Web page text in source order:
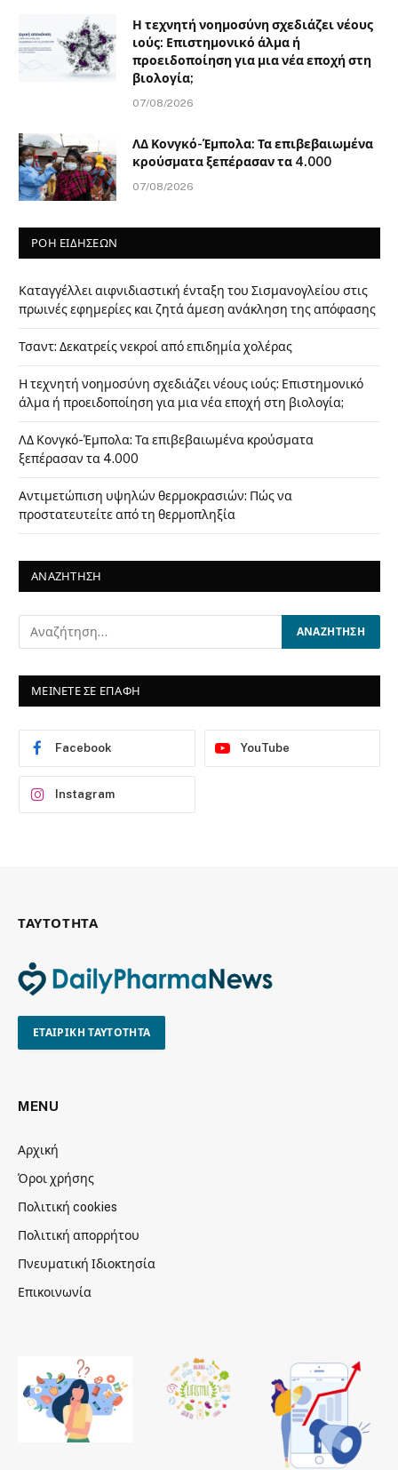
Η τεχνητή νοημοσύνη σχεδιάζει νέους
ιούς: Επιστημονικό άλμα ή
προειδοποίηση για μια νέα εποχή στη
βιολογία;
07/08/2026
ΛΔ Κονγκό-Έμπολα: Τα επιβεβαιωμένα
κρούσματα ξεπέρασαν τα 4.000
07/08/2026
ΡΟΗ ΕΙΔΗΣΕΩΝ
Καταγγέλλει αιφνιδιαστική ένταξη του Σισμανογλείου στις
πρωινές εφημερίες και ζητά άμεση ανάκληση της απόφασης
Τσαντ: Δεκατρείς νεκροί από επιδημία χολέρας
Η τεχνητή νοημοσύνη σχεδιάζει νέους ιούς: Επιστημονικό
άλμα ή προειδοποίηση για μια νέα εποχή στη βιολογία;
ΛΔ Κονγκό-Έμπολα: Τα επιβεβαιωμένα κρούσματα
ξεπέρασαν τα 4.000
Αντιμετώπιση υψηλών θερμοκρασιών: Πώς να
προστατευτείτε από τη θερμοπληξία
ΑΝΑΖΗΤΗΣΗ
ΜΕΙΝΕΤΕ ΣΕ ΕΠΑΦΗ
Facebook YouTube
Instagram
ΤΑΥΤΟΤΗΤΑ
ΕΤΑΙΡΙΚΗ ΤΑΥΤΟΤΗΤΑ
MENU
Αρχική
Όροι χρήσης
Πολιτική cookies
Πολιτική απορρήτου
Πνευματική Ιδιοκτησία
Επικοινωνία